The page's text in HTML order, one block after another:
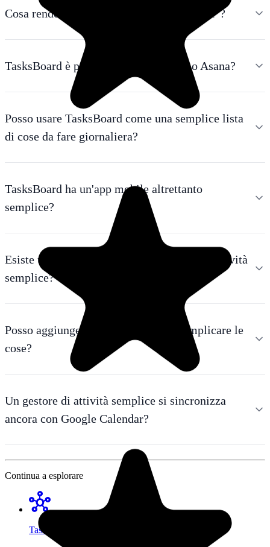
Cosa rende un gestore di attività "semplice"?
TasksBoard è più semplice di Todoist o Asana?
Posso usare TasksBoard come una semplice lista
di cose da fare giornaliera?
TasksBoard ha un'app mobile altrettanto
semplice?
Esiste una versione gratuita del gestore di attività
semplice?
Posso aggiungere sottotività senza complicare le
cose?
Un gestore di attività semplice si sincronizza
ancora con Google Calendar?
Continua a esplorare
hub
Task Manager App